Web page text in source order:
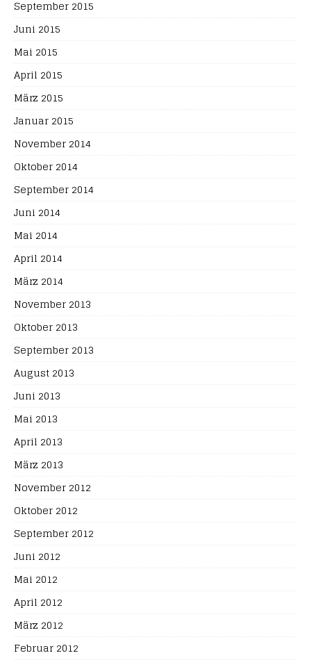
September 2015
Juni 2015
Mai 2015
April 2015
März 2015
Januar 2015
November 2014
Oktober 2014
September 2014
Juni 2014
Mai 2014
April 2014
März 2014
November 2013
Oktober 2013
September 2013
August 2013
Juni 2013
Mai 2013
April 2013
März 2013
November 2012
Oktober 2012
September 2012
Juni 2012
Mai 2012
April 2012
März 2012
Februar 2012